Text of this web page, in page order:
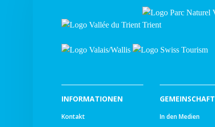
INFORMATIONEN
Kontakt
GEMEINSCHAFT
In den Medien